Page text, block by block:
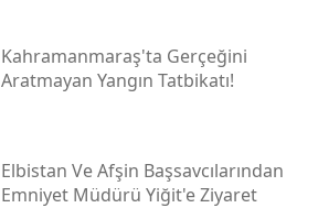
Kahramanmaraş'ta Gerçeğini
Aratmayan Yangın Tatbikatı!
Elbistan Ve Afşin Başsavcılarından
Emniyet Müdürü Yiğit'e Ziyaret